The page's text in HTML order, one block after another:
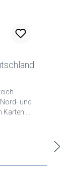
und
Karten: